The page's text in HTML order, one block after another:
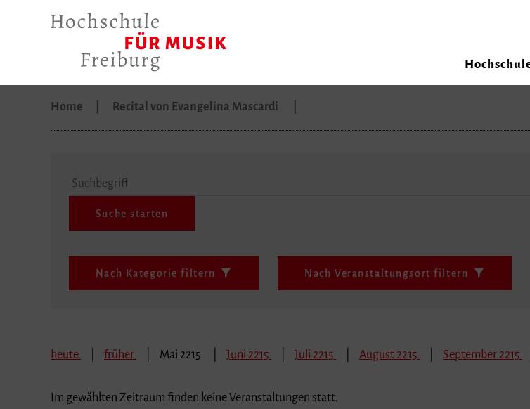
Home Recital von Evangelina Mascardi
Suchbegriff
Nach Kategorie filtern Nach Veranstaltungsort filtern
heute früher Mai 2215 Juni 2215 Juli 2215 August 2215 September 2215
Im gewählten Zeitraum finden keine Veranstaltungen statt.